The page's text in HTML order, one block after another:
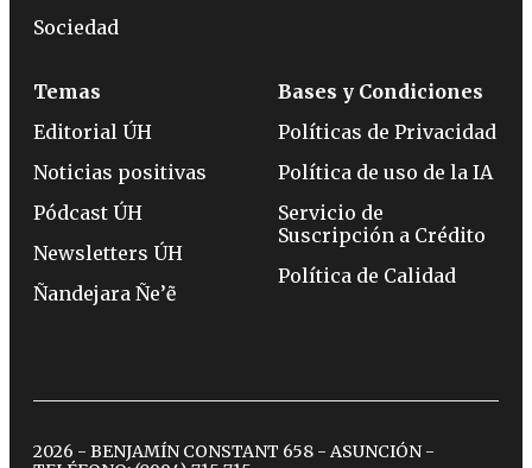
Sociedad
Temas
Editorial ÚH
Noticias positivas
Pódcast ÚH
Newsletters ÚH
Ñandejara Ñe’ẽ
Bases y Condiciones
Políticas de Privacidad
Política de uso de la IA
Servicio de
Suscripción a Crédito
Política de Calidad
2026 - BENJAMÍN CONSTANT 658 - ASUNCIÓN -